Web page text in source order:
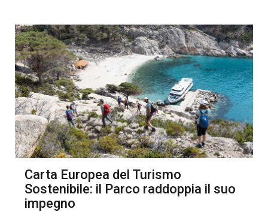
Carta Europea del Turismo
Sostenibile: il Parco raddoppia il suo
impegno